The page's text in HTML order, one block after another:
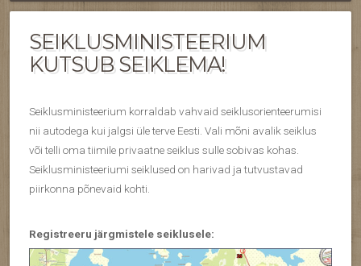
SEIKLUSMINISTEERIUM
KUTSUB SEIKLEMA!
Seiklusministeerium korraldab vahvaid seiklusorienteerumisi
nii autodega kui jalgsi üle terve Eesti. Vali mõni avalik seiklus
või telli oma tiimile privaatne seiklus sulle sobivas kohas.
Seiklusministeeriumi seiklused on harivad ja tutvustavad
piirkonna põnevaid kohti.
Registreeru järgmistele seiklusele: